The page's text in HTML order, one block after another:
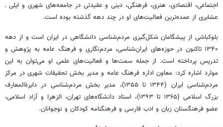
اجتماعی، اقتصادی، هنری، فرهنگی، دینی و عقیدتی در جامعه‌های شهری و ایلی ـ
عشایری از عمده‌ترین فعالیت‌های او در چند دهه گذشته بوده ‌است.
بلوکباشی از پیشگامان شکل‌گیری مردم‌شناسی دانشگاهی در ایران است و از دهه
۱۳۴۰ تاکنون در حوزه‌های ایران‌شناسی، مردم‌نگاری و فرهنگ عامه به پژوهش و
تدریس پرداخته است. از جمله سمت‌ها و فعالیت‌های علمی او می‌توان به این
موارد اشاره کرد: معاون اداره فرهنگ عامه و مدیر بخش تحقیقات شهری در مرکز
مردم‌شناسی ایران (۱۳۴۴ تا ۱۳۵۵)، مدیر بخش مردم‌شناسی در دایرة‌المعارف
بزرگ اسلامی (۱۳۶۵ تا ۱۳۹۳)، استاد دانشگاه‌های تهران، الزهرا و آزاد اسلامی،
عضو فرهنگستان زبان و ادب فارسی و فرهنگنامه کودکان و نوجوانان.‌